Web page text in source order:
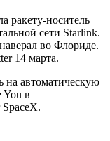
ракету-носитель
сети Starlink.
во Флориде.
14 марта.
на автоматическую
в